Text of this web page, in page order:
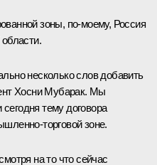
зоны, по‑моему, Россия
несколько слов добавить
Хосни Мубарак. Мы
тему договора
торговой зоне.
на то что сейчас